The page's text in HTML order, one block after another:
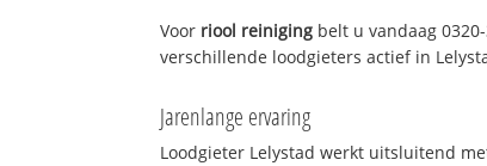
Voor riool reiniging belt u vandaag
verschillende loodgieters actief in
Jarenlange ervaring
Loodgieter Lelystad werkt uitsluitend